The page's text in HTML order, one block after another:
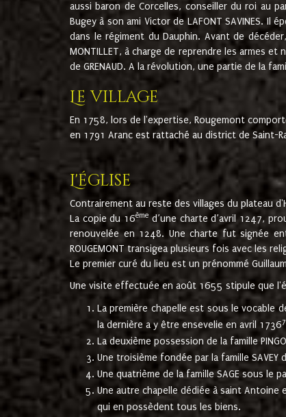
aussi baron de Corcelles, conseiller du roi au
Bugey à son ami Victor de LAFONT SAVINES. Il
dans le régiment du Dauphin. Avant de
MONTILLET, à charge de reprendre les armes
de GRENAUD. A la révolution, une partie de la
Le village
En 1758, lors de l'expertise, Rougemont
en 1791 Aranc est rattaché au district de Saint-
L'église
Contrairement au reste des villages du plateau
La copie du 16ème d’une charte d’avril 1247,
renouvelée en 1248. Une charte fut signée
ROUGEMONT transigea plusieurs fois avec les
Le premier curé du lieu est un prénommé
Une visite effectuée en août 1655 stipule que
La première chapelle est sous le vocable
la dernière a y être ensevelie en avril 17367
La deuxième possession de la famille
Une troisième fondée par la famille SAVEY
Une quatrième de la famille SAGE sous le
Une autre chapelle dédiée à saint Antoine
qui en possèdent tous les biens.